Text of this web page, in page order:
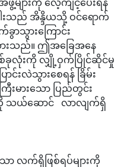
ါးသည် အိန္ဒိယသို့ ဝင်ရောက်
သွားကြောင်း
ားသည်။ ဤအခြေအနေ
ခုလုံးကို လျှို့ဝှက်ပြိုင်ဆိုင်မှု
င်းလဲသွားစေရန် ခြိမ်း
းမားသော ပြည်တွင်း
သယ်ဆောင် လာလျက်ရှိ
ာ လက်ရှိဖြစ်ရပ်များကို